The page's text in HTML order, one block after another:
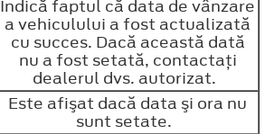
Indică faptul că data de vânzare
a vehiculului a fost actualizată
cu succes. Dacă această dată
nu a fost setată, contactaţi
dealerul dvs. autorizat.
Este afişat dacă data şi ora nu
sunt setate.